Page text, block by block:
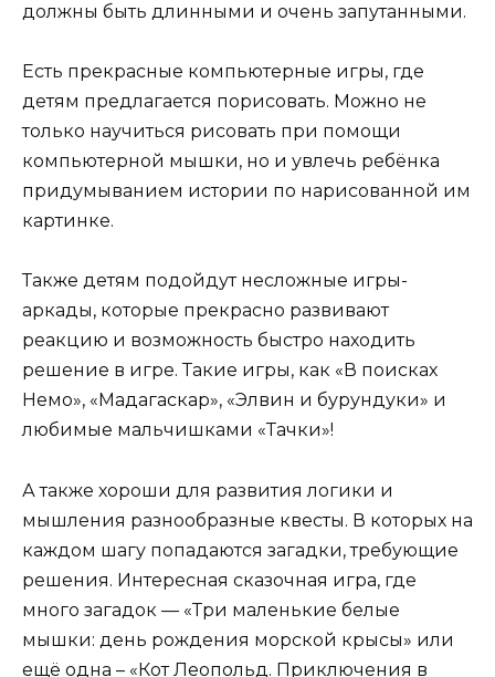
должны быть длинными и очень запутанными.
Есть прекрасные компьютерные игры, где
детям предлагается порисовать. Можно не
только научиться рисовать при помощи
компьютерной мышки, но и увлечь ребёнка
придумыванием истории по нарисованной им
картинке.
Также детям подойдут несложные игры-
аркады, которые прекрасно развивают
реакцию и возможность быстро находить
решение в игре. Такие игры, как «В поисках
Немо», «Мадагаскар», «Элвин и бурундуки» и
любимые мальчишками «Тачки»!
А также хороши для развития логики и
мышления разнообразные квесты. В которых на
каждом шагу попадаются загадки, требующие
решения. Интересная сказочная игра, где
много загадок — «Три маленькие белые
мышки: день рождения морской крысы» или
ещё одна – «Кот Леопольд. Приключения в